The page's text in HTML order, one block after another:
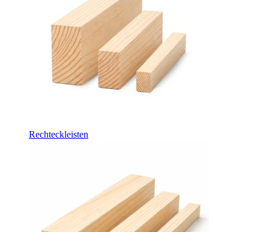
Rechteckleisten